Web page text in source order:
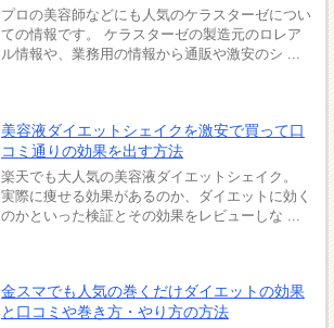
プロの美容師などにも人気のケラスターゼについ
ての情報です。 ケラスターゼの製造元のロレア
ル情報や、業務用の情報から通販や激安のシ ...
美容液ダイエットシェイクを激安で買って口
コミ通りの効果を出す方法
楽天でも大人気の美容液ダイエットシェイク。
実際に痩せる効果があるのか、ダイエットに効く
のかといった検証とその効果をレビューしな ...
金スマでも人気の巻くだけダイエットの効果
と口コミや巻き方・やり方の方法